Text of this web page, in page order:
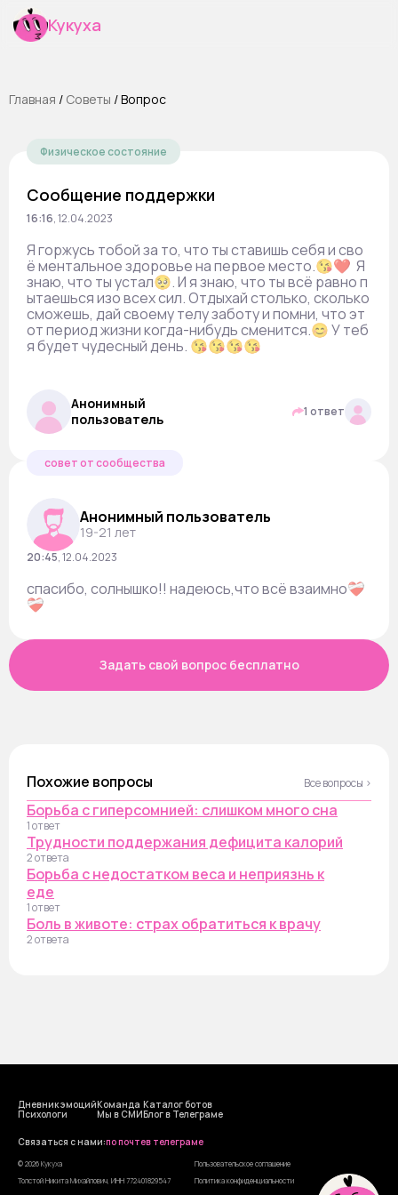
Кукуха
Главная / Cоветы /Вопрос
Физическое состояние
Сообщение поддержки
16:16,12.04.2023
Я горжусь тобой за то, что ты ставишь себя и сво
ё ментальное здоровье на первое место.😘❤️ Я
знаю, что ты устал🥺. И я знаю, что ты всё равно п
ытаешься изо всех сил. Отдыхай столько, сколько
сможешь, дай своему телу заботу и помни, что эт
от период жизни когда-нибудь сменится.😊 У теб
я будет чудесный день. 😘😘😘😘
Анонимный
пользователь
1 ответ
совет от сообщества
Анонимный пользователь
19-21 лет
20:45,12.04.2023
спасибо, солнышко!! надеюсь,что всё взаимно❤️‍🩹
❤️‍🩹
Задать свой вопрос бесплатно
Похожие вопросы Все вопросы ›
Борьба с гиперсомнией: слишком много сна
1 ответ
Трудности поддержания дефицита калорий
2 ответа
Борьба с недостатком веса и неприязнь к
еде
1 ответ
Боль в животе: страх обратиться к врачу
2 ответа
Дневник эмоций
Психологи
Команда
Мы в СМИ
Каталог ботов
Блог в Телеграме
Cвязаться с нами:по почтев телеграме
© 2026 Кукуха
Толстой Никита Михайлович, ИНН 772401829547
Пользовательское соглашение
Политика конфиденциальности